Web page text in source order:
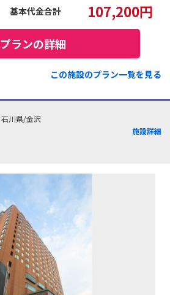
基本代金合計 107,200円
プランの詳細
この施設のプラン一覧を見る
石川県/金沢
施設詳細